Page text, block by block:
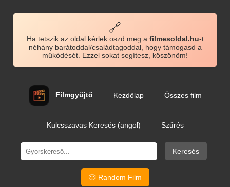
🔗
Ha tetszik az oldal kérlek oszd meg a filmesoldal.hu-t
néhány barátoddal/családtagoddal, hogy támogasd a
működését. Ezzel sokat segítesz, köszönöm!
Filmgyűjtő Kezdőlap Összes film
Kulcsszavas Keresés (angol) Szűrés
Keresés
🎲 Random Film